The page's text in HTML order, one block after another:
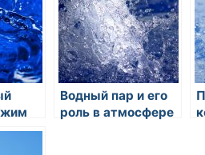
и
Водный пар и его
роль в атмосфере